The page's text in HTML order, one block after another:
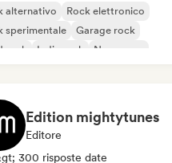
alternativo
Rock elettronico
sperimentale
Garage rock
rock
Indie rock
New wave
Edition mightytunes
Editore
300 risposte date